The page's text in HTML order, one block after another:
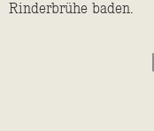
Rinderbrühe baden.